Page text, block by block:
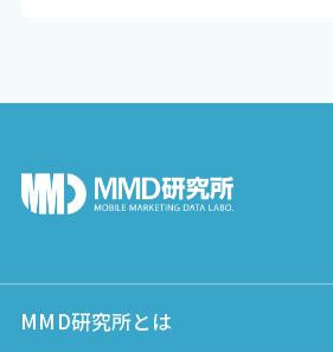
MMD研究所とは